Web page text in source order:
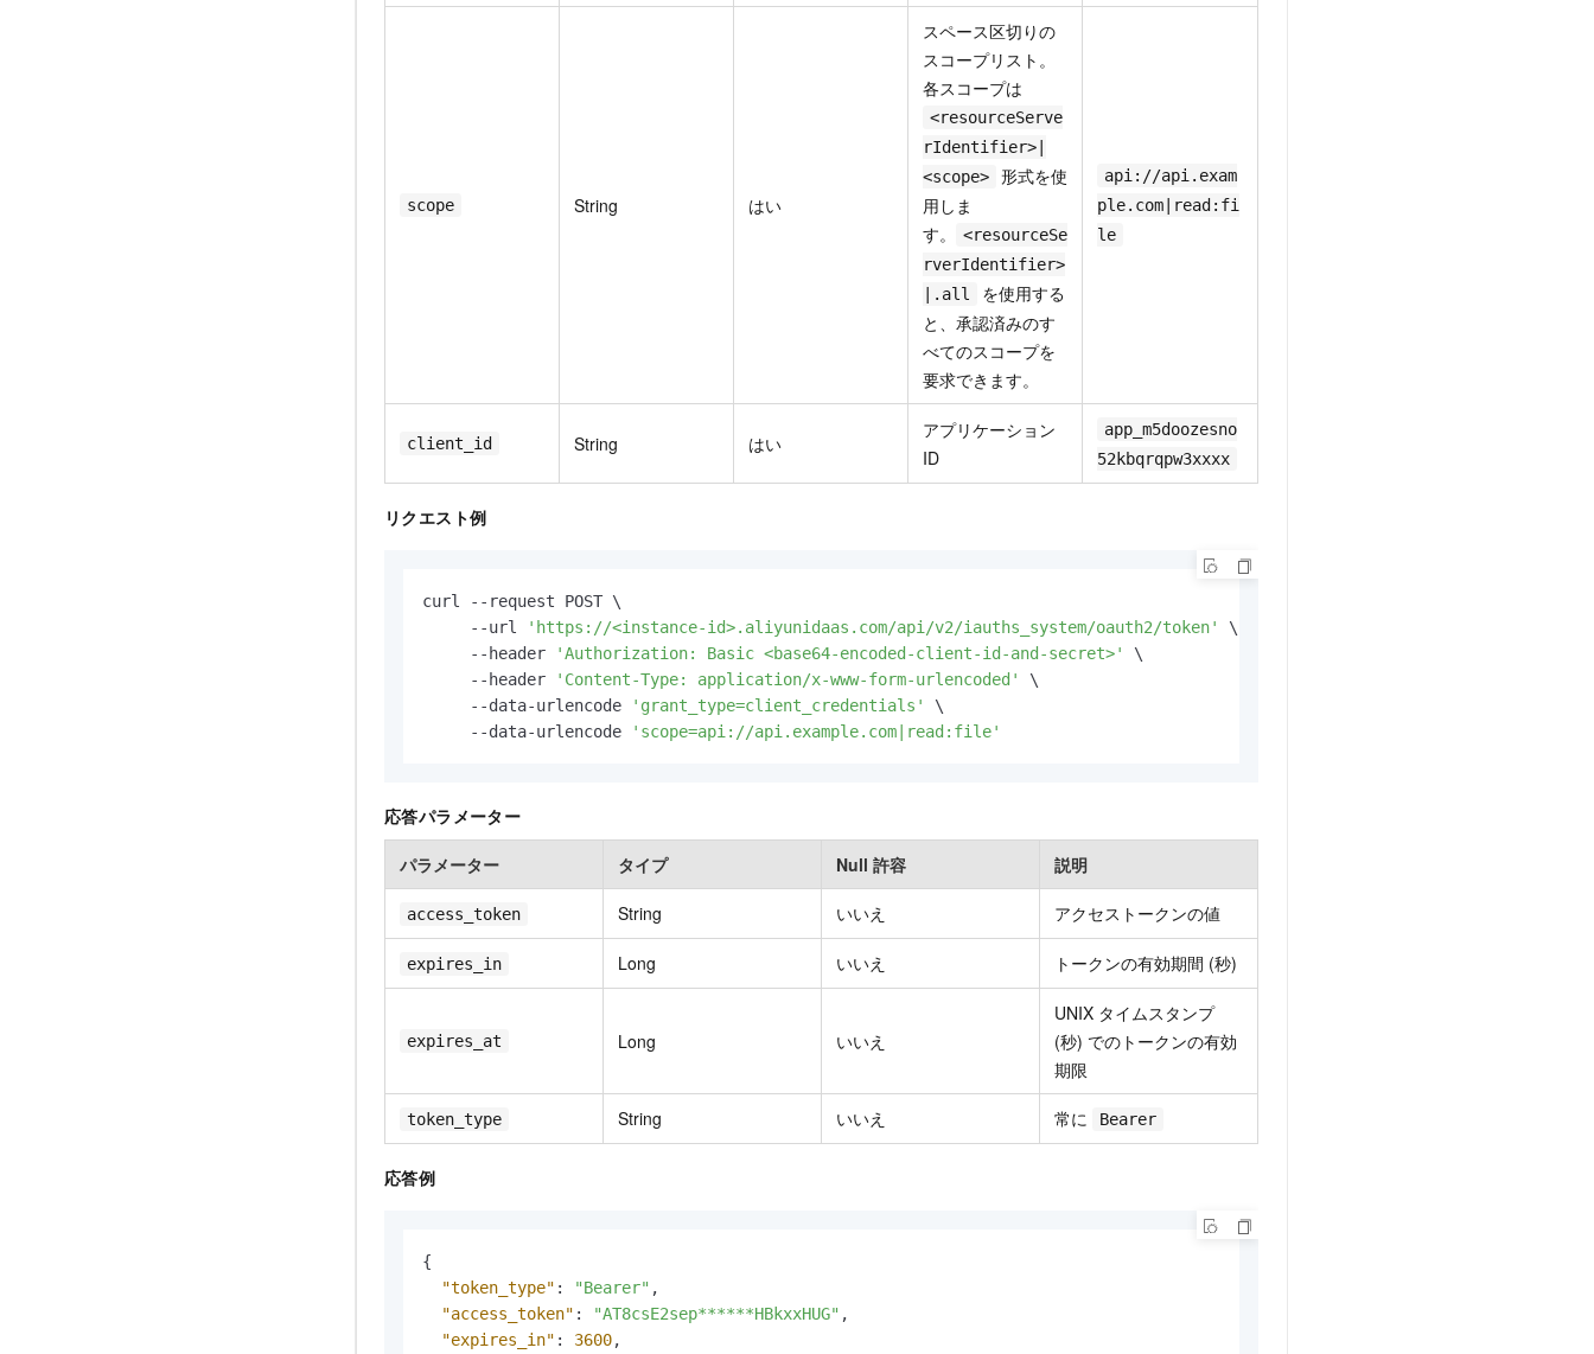
scope String はい
スペース区切りの
スコープリスト。
各スコープは
<resourceServe
rIdentifier>|
<scope>
形式を使
用しま
す。
<resourceSe
rverIdentifier>
|.all
を使用する
と、承認済みのす
べてのスコープを
要求できます。
api://api.exam
ple.com|read:fi
le
client_id String はい
アプリケーション
ID
app_m5doozesno
52kbqrqpw3xxxx
リクエスト例
curl --request POST \
     --url
'https://<instance-id>.aliyunidaas.com/api/v2/iauths_system/oauth2/token'
\
     --header
'Authorization: Basic <base64-encoded-client-id-and-secret>'
\
     --header
'Content-Type: application/x-www-form-urlencoded'
\
     --data-urlencode
'grant_type=client_credentials'
\
     --data-urlencode
'scope=api://api.example.com|read:file'
応答パラメーター
パラメーター タイプ Null 許容 説明
access_token String いいえ アクセストークンの値
expires_in Long いいえ トークンの有効期間 (秒)
expires_at Long いいえ
UNIX タイムスタンプ
(秒) でのトークンの有効
期限
token_type String いいえ 常に Bearer
応答例
{
"token_type" : "Bearer" ,
"access_token" : "AT8csE2sep******HBkxxHUG" ,
"expires_in" : 3600,